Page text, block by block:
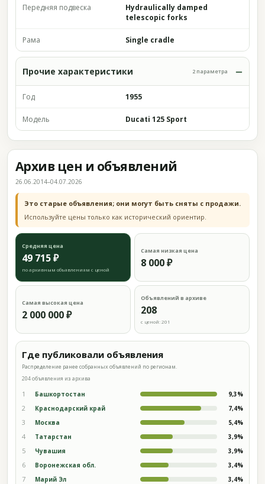
Передняя подвеска
Hydraulically damped
telescopic forks
Рама Single cradle
Прочие характеристики 2 параметра
Год 1955
Модель Ducati 125 Sport
Архив цен и объявлений
26.06.2014–04.07.2026
Это старые объявления; они могут быть сняты с продажи.
Используйте цены только как исторический ориентир.
Средняя цена
49 715 ₽
по архивным объявлениям с ценой
Самая низкая цена
8 000 ₽
Самая высокая цена
2 000 000 ₽
Объявлений в архиве
208
с ценой: 201
Где публиковали объявления
Распределение ранее собранных объявлений по регионам.
204 объявления из архива
1 Башкортостан 9,3%
2 Краснодарский край 7,4%
3 Москва 5,4%
4 Татарстан 3,9%
5 Чувашия 3,9%
6 Воронежская обл. 3,4%
7 Марий Эл 3,4%